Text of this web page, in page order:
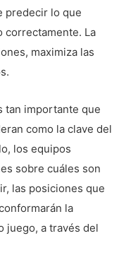
predecir lo que
correctamente. La
maximiza las
tan importante que
como la clave del
los equipos
sobre cuáles son
las posiciones que
la
juego, a través del